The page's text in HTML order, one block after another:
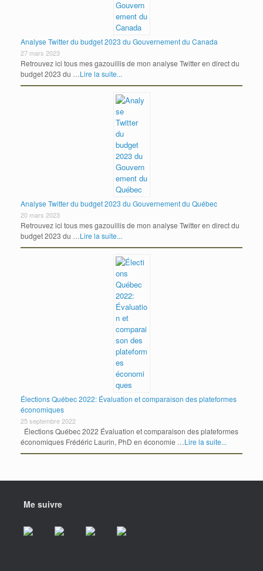
Analyse Twitter du budget 2023 du Gouvernement du Canada
27 mars 2023
Retrouvez ici tous mes gazouillis de mon analyse Twitter en direct du
budget 2023 du …Lire la suite...
Analyse Twitter du budget 2023 du Gouvernement du Québec
20 mars 2023
Retrouvez ici tous mes gazouillis de mon analyse Twitter en direct du
budget 2023 du …Lire la suite...
Élections Québec 2022: Évaluation et comparaison des plateformes
économiques
25 septembre 2022
Élections Québec 2022 Évaluation et comparaison des plateformes
économiques Frédéric Laurin, PhD en économie …Lire la suite...
Me suivre